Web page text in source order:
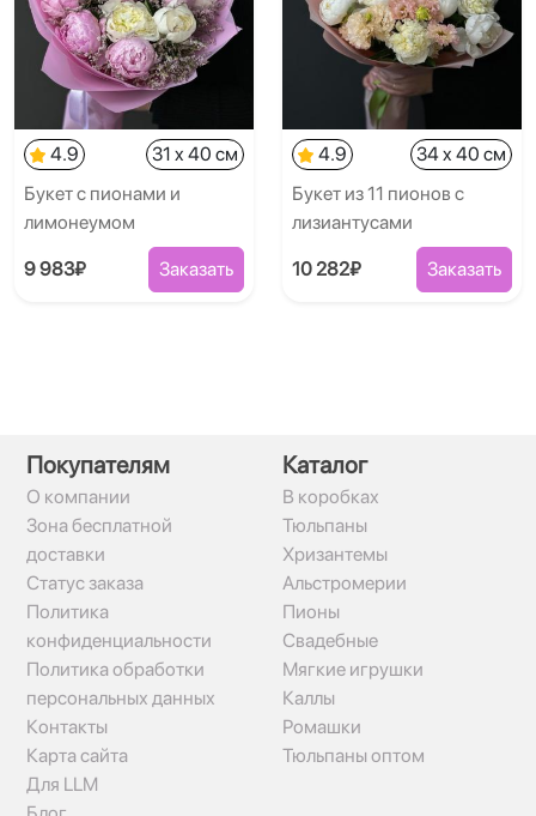
4.9
31 x 40 см
Букет с пионами и
лимонеумом
9 983₽ Заказать
4.9
34 x 40 см
Букет из 11 пионов с
лизиантусами
10 282₽ Заказать
Покупателям
О компании
Зона бесплатной
доставки
Статус заказа
Политика
конфиденциальности
Политика обработки
персональных данных
Контакты
Карта сайта
Для LLM
Каталог
В коробках
Тюльпаны
Хризантемы
Альстромерии
Пионы
Свадебные
Мягкие игрушки
Каллы
Ромашки
Тюльпаны оптом